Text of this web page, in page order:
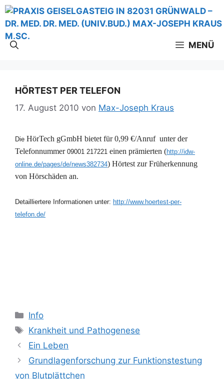
Zum
Inhalt
springen
MENÜ
HÖRTEST PER TELEFON
17. August 2010 von Max-Joseph Kraus
Die HörTech gGmbH bietet für 0,99 €/Anruf unter der
Telefonnummer 09001 217221 einen prämierten (http://idw-
online.de/pages/de/news382734) Hörtest zur Früherkennung
von Hörschäden an.
Detailliertere Informationen unter: http://www.hoertest-per-
telefon.de/
Kategorien
Info
Schlagwörter
Krankheit und Pathogenese
Ein Leben
Grundlagenforschung zur Funktionstestung
von Blutplättchen